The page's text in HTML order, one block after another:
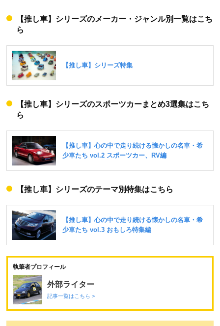
【推し車】シリーズのメーカー・ジャンル別一覧はこち
ら
【推し車】シリーズのスポーツカーまとめ3選集はこち
ら
【推し車】シリーズのテーマ別特集はこちら
執筆者プロフィール
外部ライター
記事一覧はこちら >